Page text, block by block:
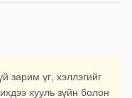
зарим үг, хэллэгийг
хууль зүйн болон